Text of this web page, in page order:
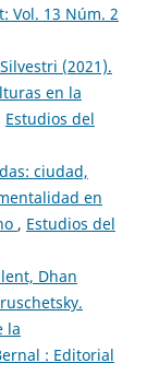
Vol. 13 Núm. 2
(2021).
en la
Estudios del
ciudad,
en
, Estudios del
Dhan
la
: Editorial